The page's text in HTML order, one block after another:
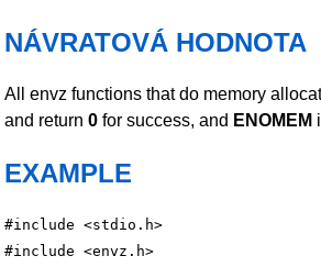
NÁVRATOVÁ HODNOTA
All envz functions that do memory
and return 0 for success, and ENOMEM
EXAMPLE
#include <stdio.h>
#include <envz.h>